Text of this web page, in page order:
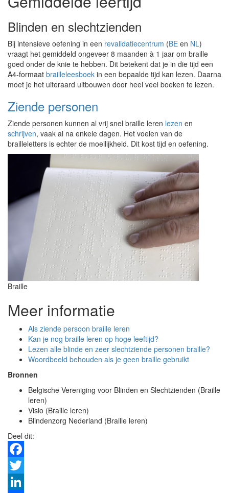
Blinden en slechtzienden
Bij intensieve oefening in een revalidatiecentrum (BE en NL)
vraagt het gemiddeld ongeveer 8 maanden à 1 jaar om braille
goed onder de knie te hebben. Dit betekent dat je in die tijd een
A4-formaat brailleleesboek in een bepaalde tijd kan lezen. Daarna
moet je het uiteraard uitbouwen door heel veel boeken te lezen.
Ziende personen
Ziende personen kunnen al vrij snel braille leren lezen en
schrijven, vaak al na enkele dagen. Het voelen van de
brailleletters is echter de moeilijkheid. Dit kost tijd en oefening.
Braille
Meer informatie
Als ziende persoon braille leren
Kan je nog braille leren op hoge leeftijd?
Lezen alle blinde en zeer slechtziende personen braille?
Woordbeeld behouden als je geen braille gebruikt
Bronnen
Belgische Vereniging voor Blinden en Slechtzienden (Braille
leren)
Visio (Braille leren)
Blindenzorg Nederland (Braille leren)
Deel dit:
Facebook
Twitter